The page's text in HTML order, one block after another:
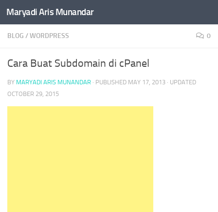
Skip to content
Maryadi Aris Munandar
BLOG /WORDPRESS 0
Cara Buat Subdomain di cPanel
BY MARYADI ARIS MUNANDAR · PUBLISHED MAY 17, 2013 · UPDATED
OCTOBER 29, 2015